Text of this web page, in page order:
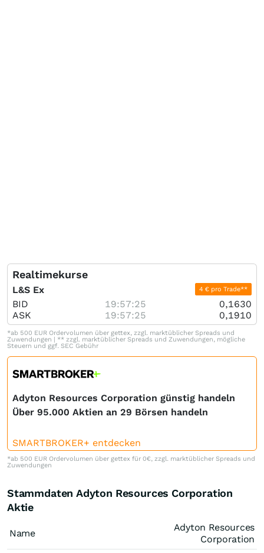
Realtimekurse
L&S Ex 4 € pro Trade**
BID 19:57:25
0,1630
ASK
19:57:25 0,1910
*ab 500 EUR Ordervolumen über gettex, zzgl. marktüblicher Spreads und
Zuwendungen | ** zzgl. marktüblicher Spreads und Zuwendungen, mögliche
Steuern und ggf. SEC Gebühr
Adyton Resources Corporation günstig handeln
Über 95.000 Aktien an 29 Börsen handeln
SMARTBROKER+ entdecken
*ab 500 EUR Ordervolumen über gettex für 0€, zzgl. marktüblicher Spreads und
Zuwendungen
Stammdaten Adyton Resources Corporation
Aktie
Name
Adyton Resources
Corporation